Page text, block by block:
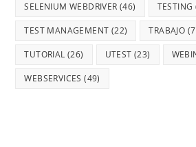
SELENIUM WEBDRIVER (46) TESTING
TEST MANAGEMENT (22) TRABAJO
TUTORIAL (26) UTEST (23)
WEBSERVICES (49)